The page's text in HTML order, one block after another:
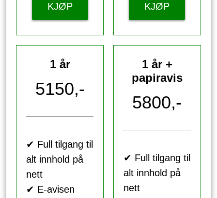
KJØP KJØP
1 år
5150,-
✔ Full tilgang til
alt innhold på
nett
✔ E-avisen
1 år +
papiravis
5800,-
✔ Full tilgang til
alt innhold på
nett